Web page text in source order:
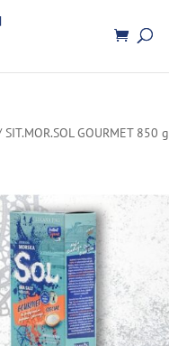
GOURMET 850 g